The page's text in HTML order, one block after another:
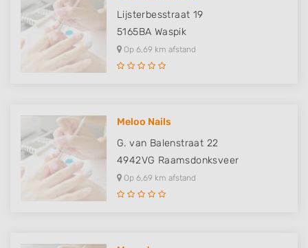
Lijsterbesstraat 19
5165BA Waspik
Op 6,69 km afstand
Meloo Nails
G. van Balenstraat 22
4942VG Raamsdonksveer
Op 6,69 km afstand